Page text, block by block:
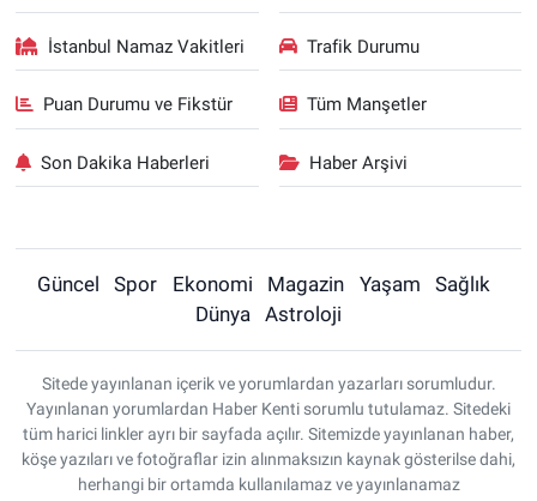
İstanbul Namaz Vakitleri Trafik Durumu
Puan Durumu ve Fikstür Tüm Manşetler
Son Dakika Haberleri Haber Arşivi
Güncel Spor Ekonomi Magazin Yaşam
Sağlık
Dünya
Astroloji
Sitede yayınlanan içerik ve yorumlardan yazarları sorumludur.
Yayınlanan yorumlardan Haber Kenti sorumlu tutulamaz. Sitedeki
tüm harici linkler ayrı bir sayfada açılır. Sitemizde yayınlanan haber,
köşe yazıları ve fotoğraflar izin alınmaksızın kaynak gösterilse dahi,
herhangi bir ortamda kullanılamaz ve yayınlanamaz